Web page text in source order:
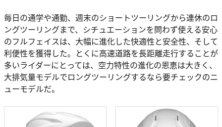
毎日の通学や通勤、週末のショートツーリングから連休のロ
ングツーリングまで、シチュエーションを問わず使える安心
のフルフェイスは、大幅に進化した快適性と安全性、そして
利便性を獲得した。とくに高速道路を長距離走行することが
多いライダーにとっては、空力特性の進化の恩恵は大きく、
大排気量モデルでロングツーリングするなら要チェックのニ
ューモデルだ。